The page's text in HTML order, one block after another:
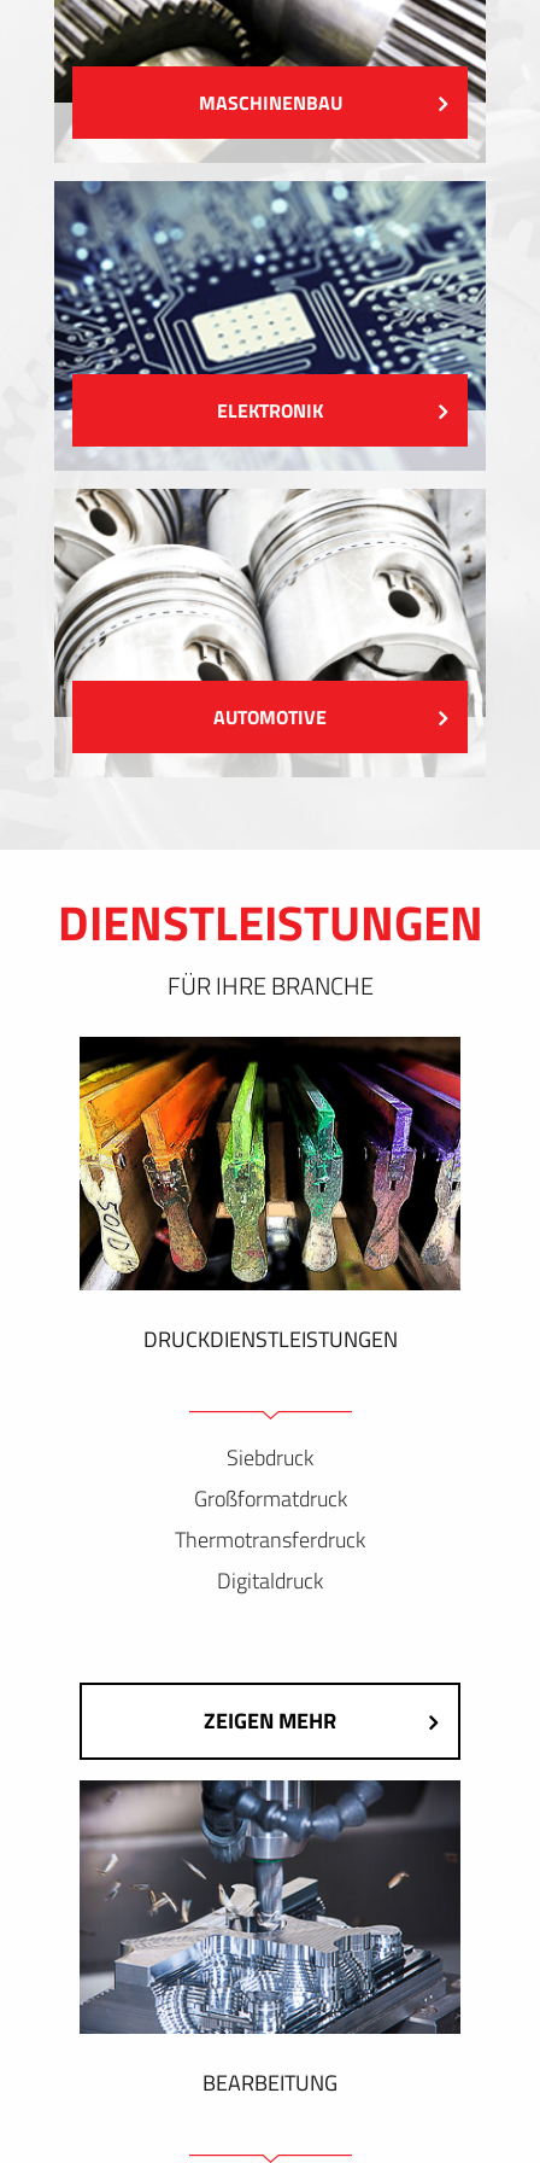
MASCHINENBAU
ELEKTRONIK
AUTOMOTIVE
DIENSTLEISTUNGEN
FÜR IHRE BRANCHE
DRUCKDIENSTLEISTUNGEN
Siebdruck
Großformatdruck
Thermotransferdruck
Digitaldruck
ZEIGEN MEHR
BEARBEITUNG